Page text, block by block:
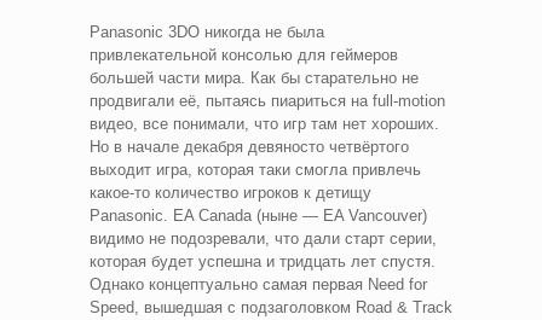
Panasonic 3DO никогда не была
привлекательной консолью для геймеров
большей части мира. Как бы старательно не
продвигали её, пытаясь пиариться на full-motion
видео, все понимали, что игр там нет хороших.
Но в начале декабря девяносто четвёртого
выходит игра, которая таки смогла привлечь
какое-то количество игроков к детищу
Panasonic. EA Canada (ныне — EA Vancouver)
видимо не подозревали, что дали старт серии,
которая будет успешна и тридцать лет спустя.
Однако концептуально самая первая Need for
Speed, вышедшая с подзаголовком Road & Track